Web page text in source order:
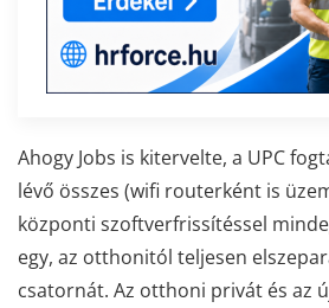
Ahogy Jobs is kitervelte, a UPC
lévő összes (wifi routerként is
központi szoftverfrissítéssel
egy, az otthonitól teljesen
csatornát. Az otthoni privát és az